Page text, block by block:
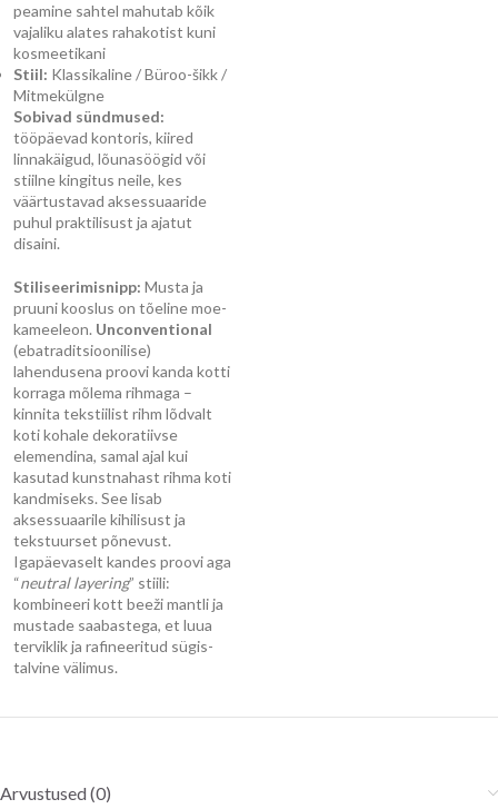
peamine sahtel mahutab kõik
vajaliku alates rahakotist kuni
kosmeetikani
Stiil: Klassikaline / Büroo-šikk /
Mitmekülgne
Sobivad sündmused:
tööpäevad kontoris, kiired
linnakäigud, lõunasöögid või
stiilne kingitus neile, kes
väärtustavad aksessuaaride
puhul praktilisust ja ajatut
disaini.
Stiliseerimisnipp: Musta ja
pruuni kooslus on tõeline moe-
kameeleon. Unconventional
(ebatraditsioonilise)
lahendusena proovi kanda kotti
korraga mõlema rihmaga –
kinnita tekstiilist rihm lõdvalt
koti kohale dekoratiivse
elemendina, samal ajal kui
kasutad kunstnahast rihma koti
kandmiseks. See lisab
aksessuaarile kihilisust ja
tekstuurset põnevust.
Igapäevaselt kandes proovi aga
“neutral layering” stiili:
kombineeri kott beeži mantli ja
mustade saabastega, et luua
terviklik ja rafineeritud sügis-
talvine välimus.
Arvustused (0)